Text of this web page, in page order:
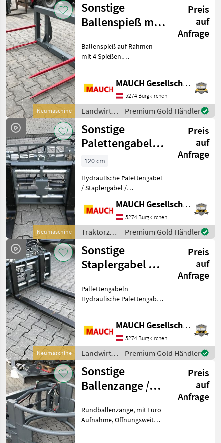
optimiertem
Schwerpunktab
Neumaschine
Sonstige
Ballenspieß mit
Preis
auf
Anfrage
Ballenspieß auf Rahmen
mit 4 Spießen.
Aufnahme möglich,
Weidemann, Schäffer, Gehl,
Fuchs, Kramer, Thaler,
Wacker, E
MAUCH Gesellschaft m.b.H. & Co.KG
5274 Burgkirchen
Landwirtsch.
Motorfahrzeuge
/ Sonstige
Premium Gold Händler
Neumaschine
Sonstige
Palettengabel
mit
hydraulischer
Zinkenverstellun
Preis
auf
Anfrage
120 cm
Hydraulische Palettengabel
/ Staplergabel /
hydraulischer
Zinkenverstellung. Super
Kompakte
Freisichtausführung mit
optimiertem
Schwerpunktab
MAUCH Gesellschaft m.b.H. & Co.KG
5274 Burgkirchen
Traktorzubehör
/ Sonstige
Premium Gold Händler
Neumaschine
Sonstige
Staplergabel mit
Zinkenverstellung
Preis
auf
Anfrage
Pallettengabeln
Hydraulische Palettengabel
hydraulischer
Zinkenverstellung. Super
kompakte
Freisichtausführung mit
optim
MAUCH Gesellschaft m.b.H. & Co.KG
5274 Burgkirchen
Landwirtsch.
Motorfahrzeuge
/ Sonstige
Premium Gold Händler
Sonstige
Ballenzange /
Preis
auf
Anfrage
Rundballenzange, mit Euro
Aufnahme, Öffnungsweite